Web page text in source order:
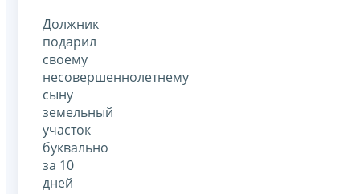
Должник
подарил
своему
несовершеннолетнему
сыну
земельный
участок
буквально
за 10
дней